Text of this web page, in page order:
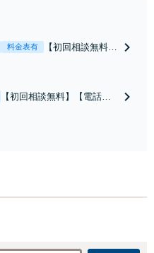
料金表有
【初回相談無料】
【池袋・東池袋2
【初回相談無料】【電話相
応します！即日対応可能。